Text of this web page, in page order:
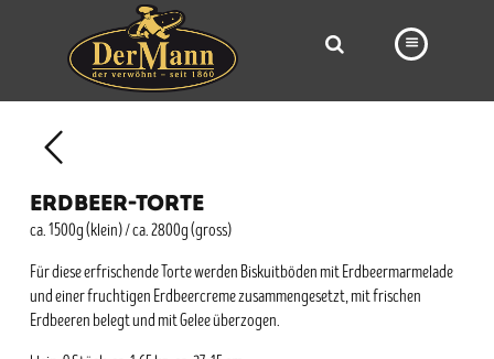
VORBESTELLUNG
ERDBEER-TORTE
ca. 1500g (klein) / ca. 2800g (gross)
Für diese erfrischende Torte werden Biskuitböden mit Erdbeermarmelade
und einer fruchtigen Erdbeercreme zusammengesetzt, mit frischen
Erdbeeren belegt und mit Gelee überzogen.